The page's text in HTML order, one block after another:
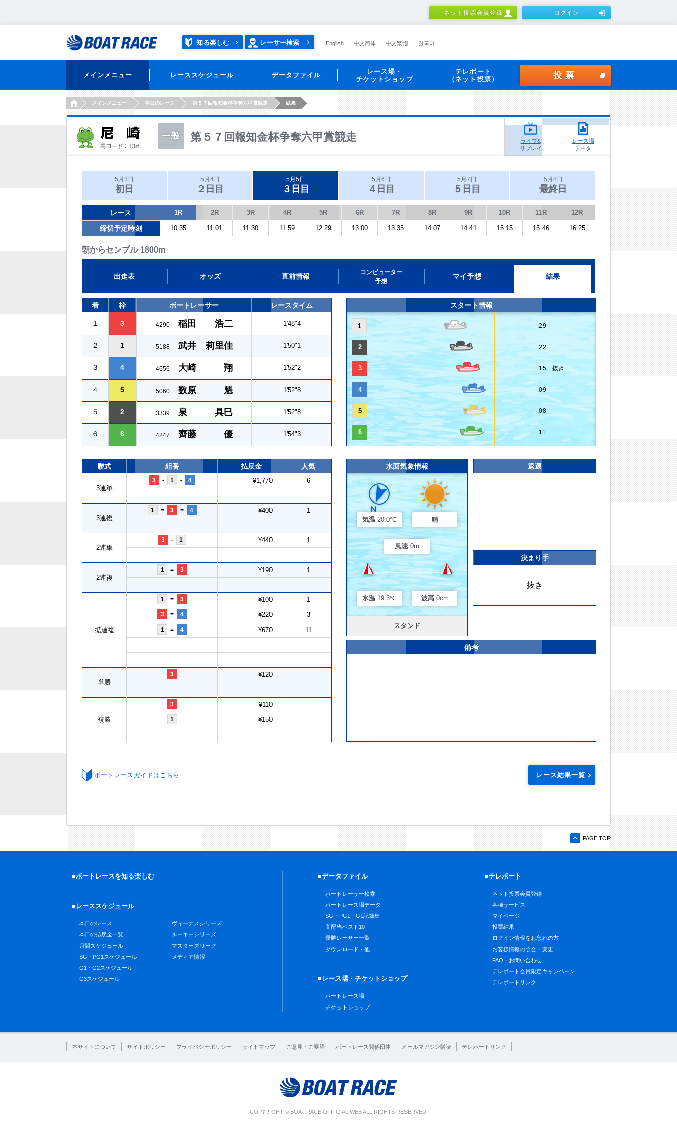
ネット投票会員登録 ログイン
知る楽しむ レーサー検索 English 中文简体 中文繁體 한국어
メインメニュー レーススケジュール データファイル
レース場・
チケットショップ
テレボート
（ネット投票）
投票
HOMEメインメニュー 本日のレース 第５７回報知金杯争奪六甲賞競走 結果
第５７回報知金杯争奪六甲賞競走
ライブ&
リプレイ
レース場
データ
5月3日
初日
5月4日
２日目
5月5日
３日目
5月6日
４日目
5月7日
５日目
5月8日
最終日
レース 1R 2R 3R 4R 5R 6R 7R 8R 9R 10R 11R 12R
締切予定時刻 10:35 11:01 11:30 11:59 12:29 13:00 13:35 14:07 14:41 15:15 15:46 16:25
朝からセンプル 1800m
出走表 オッズ 直前情報
コンピューター
予想
マイ予想 結果
着 枠 ボートレーサー レースタイム
１ 3 4290 稲田 浩二 1'48"4
２ 1 5188 武井 莉里佳 1'50"1
３ 4 4656 大崎 翔 1'52"2
４ 5 5060 数原 魁 1'52"8
５ 2 3339 泉 具巳 1'52"8
６ 6 4247 齊藤 優 1'54"3
スタート情報
1 .29
2 .22
3 .15 抜き
4 .09
5 .08
6 .11
勝式 組番 払戻金 人気
3連単
3 - 1 - 4 ¥1,770 6
3連複
1 = 3 = 4 ¥400 1
2連単
3 - 1 ¥440 1
2連複
1 = 3 ¥190 1
拡連複
1 = 3 ¥100 1
3 = 4 ¥220 3
1 = 4 ¥670 11
単勝
3 ¥120
複勝
3 ¥110
1 ¥150
水面気象情報
気温 20.0℃ 晴
風速 0m
水温 19.3℃ 波高 0cm
スタンド
返還
決まり手
抜き
備考
ボートレースガイドはこちら レース結果一覧
PAGE TOP
■ボートレースを知る楽しむ
■レーススケジュール
本日のレース
本日の払戻金一覧
月間スケジュール
SG・PG1スケジュール
G1・G2スケジュール
G3スケジュール
ヴィーナスシリーズ
ルーキーシリーズ
マスターズリーグ
メディア情報
■データファイル
ボートレーサー検索
ボートレース場データ
SG・PG1・G1記録集
高配当ベスト10
優勝レーサー一覧
ダウンロード・他
■レース場・チケットショップ
ボートレース場
チケットショップ
■テレボート
ネット投票会員登録
各種サービス
マイページ
投票結果
ログイン情報をお忘れの方
お客様情報の照会・変更
FAQ・お問い合わせ
テレボート会員限定キャンペーン
テレボートリンク
本サイトについて サイトポリシー プライバシーポリシー サイトマップ ご意見・ご要望 ボートレース関係団体 メールマガジン購読 テレボートリンク
COPYRIGHT © BOAT RACE OFFICIAL WEB ALL RIGHTS RESERVED.